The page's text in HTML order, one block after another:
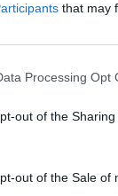
that may
Processing Opt
out of the
out of the Sale of
PIANO
27 Marzo 2017 11:09by
Novità in casa3
Il rappresentante